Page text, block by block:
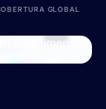
GLOBAL